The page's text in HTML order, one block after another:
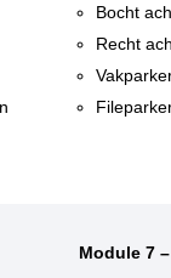
Bocht
Recht
Module 7